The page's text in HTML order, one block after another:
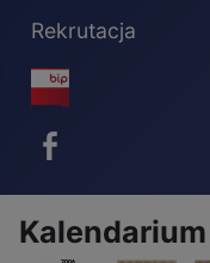
Rekrutacja
BIP - ikona
Kalendarium